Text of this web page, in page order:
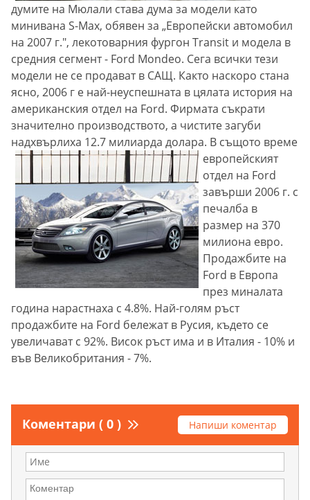
думите на Мюлали става дума за модели като
минивана S-Max, обявен за „Европейски автомобил
на 2007 г.", лекотоварния фургон Transit и модела в
средния сегмент - Ford Mondeo. Сега всички тези
модели не се продават в САЩ. Както наскоро стана
ясно, 2006 г е най-неуспешната в цялата история на
американския отдел на Ford. Фирмата съкрати
значително производството, а чистите загуби
надхвърлиха 12.7 милиарда долара. В същото време
европейският
отдел на Ford
завърши 2006 г. с
печалба в
размер на 370
милиона евро.
Продажбите на
Ford в Европа
през миналата
година нарастнаха с 4.8%. Най-голям ръст
продажбите на Ford бележат в Русия, където се
увеличават с 92%. Висок ръст има и в Италия - 10% и
във Великобритания - 7%.
Коментари ( 0 ) Напиши коментар